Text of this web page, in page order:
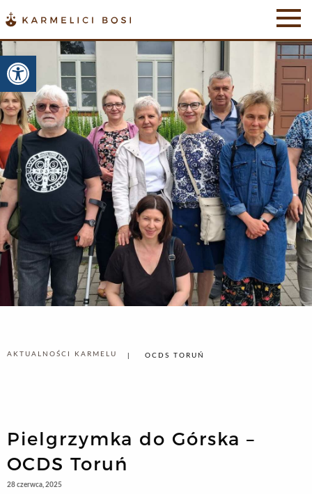
Otwórz pasek narzędzi
AKTUALNOŚCI KARMELU OCDS TORUŃ
Pielgrzymka do Górska –
OCDS Toruń
28 czerwca, 2025